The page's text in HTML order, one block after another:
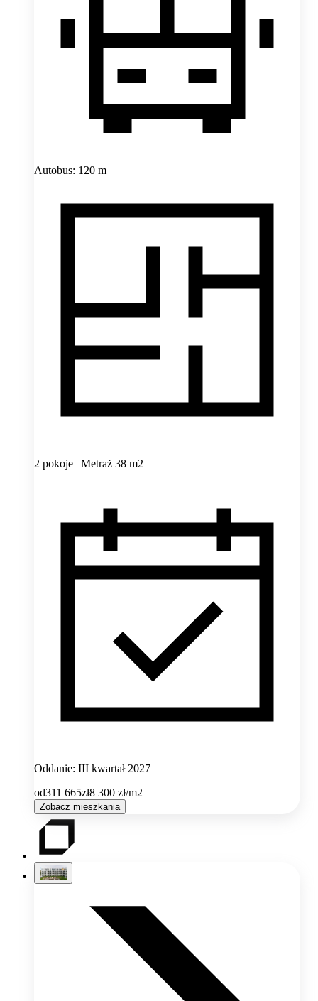
Autobus: 120 m
2 pokoje | Metraż 38 m2
Oddanie: III kwartał 2027
od311 665zł8 300 zł/m2
Zobacz mieszkania